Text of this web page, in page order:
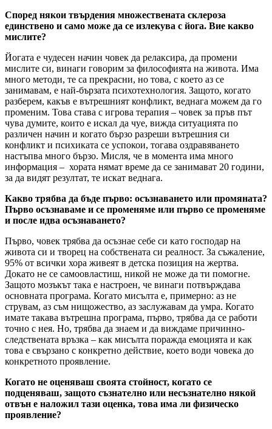
Според някои твърдения множествената склероза
единствено и само може да се излекува с йога. Вие какво
мислите?
Йогата е чудесен начин човек да релаксира, да промени
мислите си, винаги говорим за философията на живота. Има
много методи, те са прекрасни, но това, с което аз се
занимавам, е най-бързата психотехнология. Защото, когато
разберем, какъв е вътрешният конфликт, веднага можем да го
променим. Това става с игрова терапия – човек за пръв път
чува думите, които е искал да чуе, вижда ситуацията по
различен начин и когато бързо разреши вътрешния си
конфликт и психиката се успокои, тогава оздравяването
настъпва много бързо. Мисля, че в момента има много
информация – хората нямат време да се занимават 20 години,
за да видят резултат, те искат веднага.
Какво трябва да бъде първо: осъзнаването или промяната?
Първо осъзнаваме и се променяме или първо се променяме
и после идва осъзнаването?
Първо, човек трябва да осъзнае себе си като господар на
живота си и творец на собствената си реалност. За съжаление,
95% от всички хора живеят в детска позиция на жертва.
Докато не се самоовластиш, никой не може да ти помогне.
Защото мозъкът така е настроен, че винаги потвърждава
основната програма. Когато мисълта е, примерно: аз не
струвам, аз съм нищожество, аз заслужавам да умра. Когато
имате такава вътрешна програма, първо, трябва да се работи
точно с нея. Но, трябва да знаем и да виждаме причинно-
следствената връзка – как мисълта поражда емоцията и как
това е свързано с конкретно действие, което води човека до
конкретното проявление.
Когато не оценяваш своята стойност, когато се
подценяваш, защото съзнателно или несъзнателно някой
отвън е наложил тази оценка, това има ли физическо
проявление?